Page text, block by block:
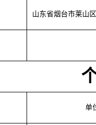
山东省烟台市莱山
单